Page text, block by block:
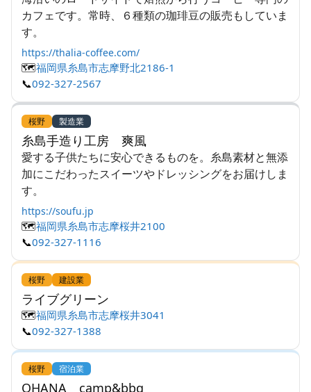
カフェです。常時、６種類の珈琲豆の販売もしていま
す。
https://thalia-coffee.com/
🗺️福岡県糸島市志摩野北2186-1
📞092-327-2567
桜野 製造業
糸島手造り工房 爽風
愛する子供たちに安心できるものを。糸島素材と無添
加にこだわったスイーツやドレッシングをお届けしま
す。
https://soufu.jp
🗺️福岡県糸島市志摩桜井2100
📞092-327-1116
桜野 建設業
ライブグリーン
🗺️福岡県糸島市志摩桜井3041
📞092-327-1388
桜野 宿泊業
OHANA camp&bbq